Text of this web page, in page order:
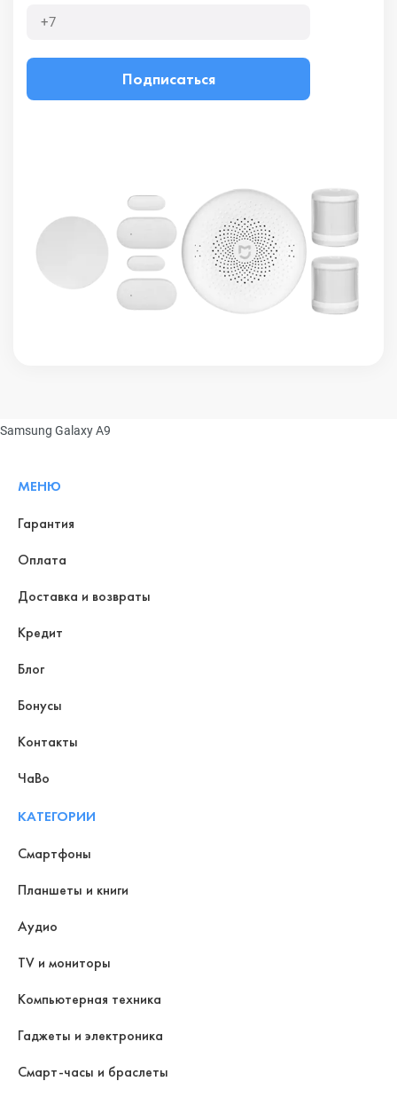
Подписаться
Samsung Galaxy A9
МЕНЮ
Гарантия
Оплата
Доставка и возвраты
Кредит
Блог
Бонусы
Контакты
ЧаВо
КАТЕГОРИИ
Смартфоны
Планшеты и книги
Аудио
TV и мониторы
Компьютерная техника
Гаджеты и электроника
Смарт-часы и браслеты